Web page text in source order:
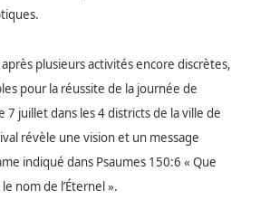
plusieurs activités encore discrètes,
pour la réussite de la journée de
7 juillet dans les 4 districts de la ville de
révèle une vision et un message
indiqué dans Psaumes 150:6 « Que
nom de l’Éternel ».